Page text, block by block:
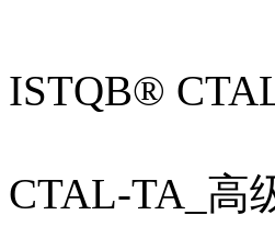
ISTQB®
CTAL-TA_高